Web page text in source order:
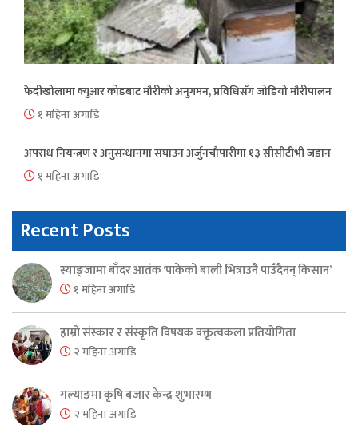
फेदीखोलामा क्युआर कोडबाट मौरीको अनुगमन, प्रविधिसँग जोडियो मौरीपालन
१ महिना अगाडि
अपराध नियन्त्रण र अनुसन्धानमा सघाउन अर्जुनचौपारीमा १३ सीसीटीभी जडान
१ महिना अगाडि
Recent Posts
स्याङ्जामा बाँदर आतंक ‘पाकेको बाली भित्राउनै पाउँदैनन् किसान’
१ महिना अगाडि
हाम्रो संस्कार र संस्कृति विषयक वक्तृत्वकला प्रतियोगिता
२ महिना अगाडि
गल्याङमा कृषि बजार केन्द्र शुभारम्भ
२ महिना अगाडि